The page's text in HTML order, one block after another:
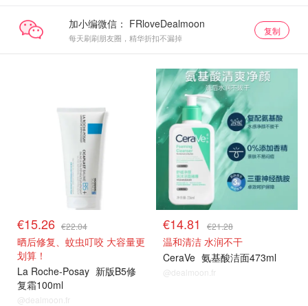
加小编微信：
每天刷刷朋友圈，精华折扣不漏掉
复制
€15.26 €22.04
晒后修复、蚊虫叮咬 大容量更
划算！
La Roche-Posay 新版B5修
复霜100ml
@dealmoon.fr
€14.81 €21.28
温和清洁 水润不干
CeraVe 氨基酸洁面473ml
@dealmoon.fr